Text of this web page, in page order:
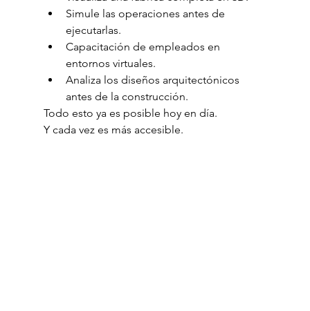
Simule las operaciones antes de
ejecutarlas.
Capacitación de empleados en
entornos virtuales.
Analiza los diseños arquitectónicos
antes de la construcción.
Todo esto ya es posible hoy en día.
Y cada vez es más accesible.